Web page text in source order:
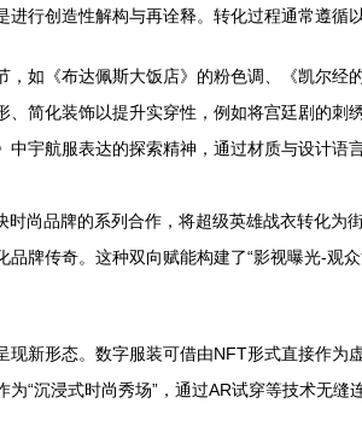
行创造性解构与再诠释。转化过程通常遵循
如《布达佩斯大饭店》的粉色调、《凯尔经
简化装饰以提升实穿性，例如将宫廷剧的刺
宇航服表达的探索精神，通过材质与设计语言
尚品牌的系列合作，将超级英雄战衣转化
牌传奇。这种双向赋能构建了“影视曝光-观
新形态。数字服装可借由NFT形式直接作
“沉浸式时尚秀场”，通过AR试穿等技术无缝